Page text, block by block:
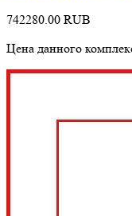
742280.00 RUB
Цена данного